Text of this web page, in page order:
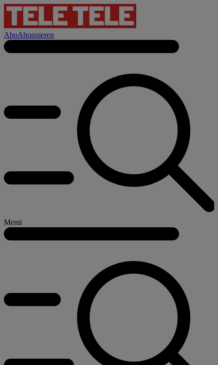
AboAbonnieren
Menü